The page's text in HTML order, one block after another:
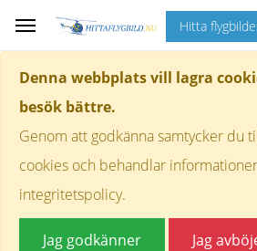
Denna webbplats vill lagra
besök bättre.
Genom att godkänna samtycker du
cookies och behandlar
integritetspolicy.
Jag godkänner Jag
Hitta